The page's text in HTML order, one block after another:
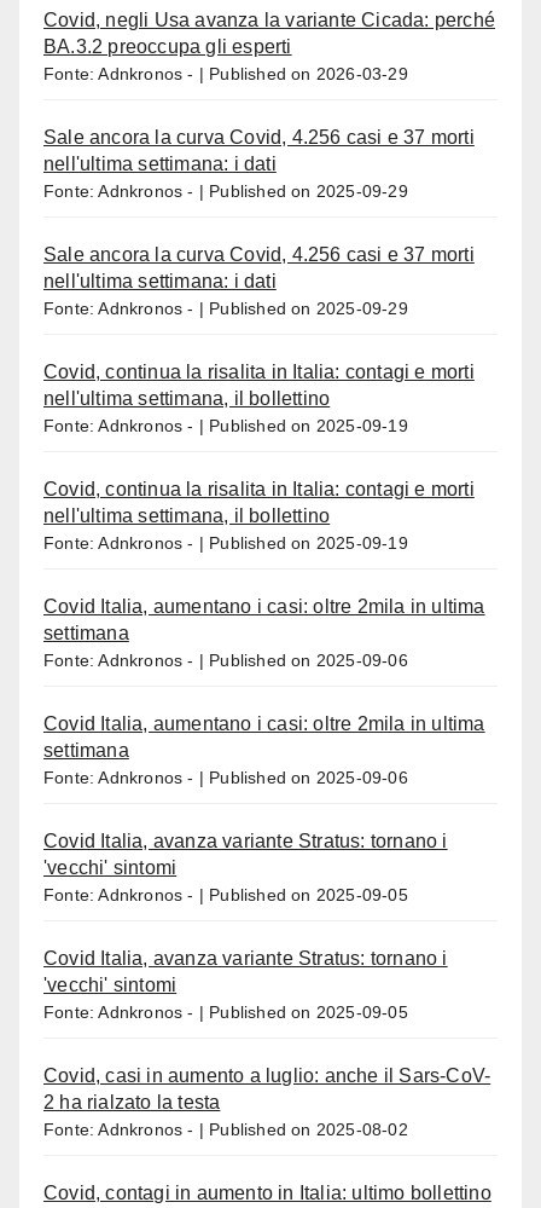
Covid, negli Usa avanza la variante Cicada: perché
BA.3.2 preoccupa gli esperti
Fonte: Adnkronos - Published on 2026-03-29
Sale ancora la curva Covid, 4.256 casi e 37 morti
nell'ultima settimana: i dati
Fonte: Adnkronos - Published on 2025-09-29
Sale ancora la curva Covid, 4.256 casi e 37 morti
nell'ultima settimana: i dati
Fonte: Adnkronos - Published on 2025-09-29
Covid, continua la risalita in Italia: contagi e morti
nell'ultima settimana, il bollettino
Fonte: Adnkronos - Published on 2025-09-19
Covid, continua la risalita in Italia: contagi e morti
nell'ultima settimana, il bollettino
Fonte: Adnkronos - Published on 2025-09-19
Covid Italia, aumentano i casi: oltre 2mila in ultima
settimana
Fonte: Adnkronos - Published on 2025-09-06
Covid Italia, aumentano i casi: oltre 2mila in ultima
settimana
Fonte: Adnkronos - Published on 2025-09-06
Covid Italia, avanza variante Stratus: tornano i
'vecchi' sintomi
Fonte: Adnkronos - Published on 2025-09-05
Covid Italia, avanza variante Stratus: tornano i
'vecchi' sintomi
Fonte: Adnkronos - Published on 2025-09-05
Covid, casi in aumento a luglio: anche il Sars-CoV-
2 ha rialzato la testa
Fonte: Adnkronos - Published on 2025-08-02
Covid, contagi in aumento in Italia: ultimo bollettino